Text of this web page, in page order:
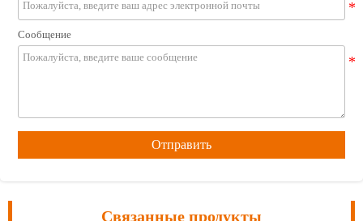
Сообщение
Отправить
Связанные продукты